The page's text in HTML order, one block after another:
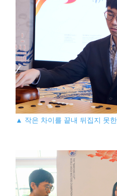
▲ 작은 차이를 끝내 뒤집지 못한